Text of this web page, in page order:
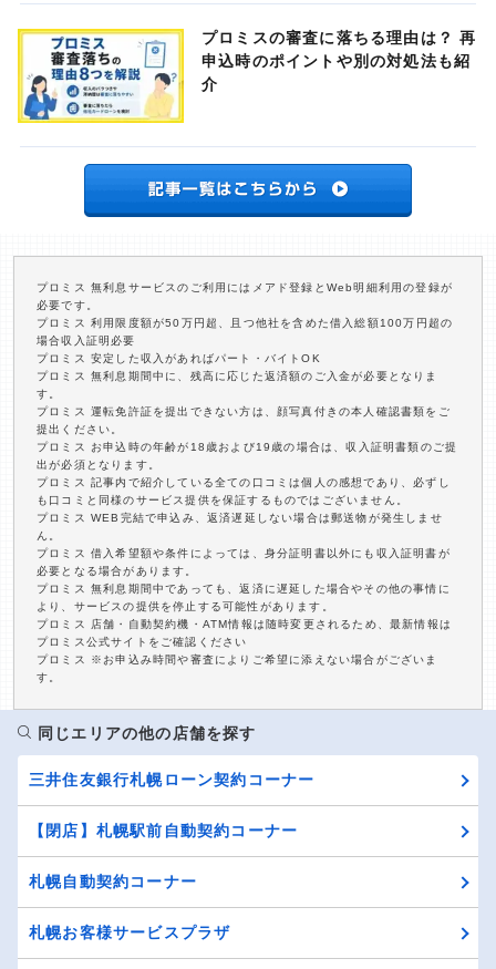
プロミスの審査に落ちる理由は？ 再
申込時のポイントや別の対処法も紹
介
プロミス 無利息サービスのご利用にはメアド登録とWeb明細利用の登録が
必要です。
プロミス 利用限度額が50万円超、且つ他社を含めた借入総額100万円超の
場合収入証明必要
プロミス 安定した収入があればパート・バイトOK
プロミス 無利息期間中に、残高に応じた返済額のご入金が必要となりま
す。
プロミス 運転免許証を提出できない方は、顔写真付きの本人確認書類をご
提出ください。
プロミス お申込時の年齢が18歳および19歳の場合は、収入証明書類のご提
出が必須となります。
プロミス 記事内で紹介している全ての口コミは個人の感想であり、必ずし
も口コミと同様のサービス提供を保証するものではございません。
プロミス WEB完結で申込み、返済遅延しない場合は郵送物が発生しませ
ん。
プロミス 借入希望額や条件によっては、身分証明書以外にも収入証明書が
必要となる場合があります。
プロミス 無利息期間中であっても、返済に遅延した場合やその他の事情に
より、サービスの提供を停止する可能性があります。
プロミス 店舗・自動契約機・ATM情報は随時変更されるため、最新情報は
プロミス公式サイトをご確認ください
プロミス ※お申込み時間や審査によりご希望に添えない場合がございま
す。
同じエリアの他の店舗を探す
三井住友銀行札幌ローン契約コーナー
【閉店】札幌駅前自動契約コーナー
札幌自動契約コーナー
札幌お客様サービスプラザ